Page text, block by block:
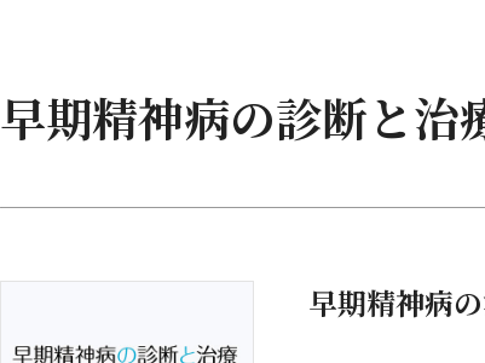
早期精神病の診断と治
早期精神病